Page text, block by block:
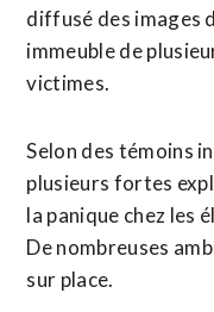
diffusé des images
immeuble de
victimes.
Selon des témoins
plusieurs fortes
la panique chez les
De nombreuses
sur place.